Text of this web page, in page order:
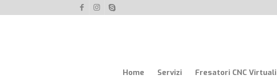
Home Servizi Fresatori CNC Virtuali